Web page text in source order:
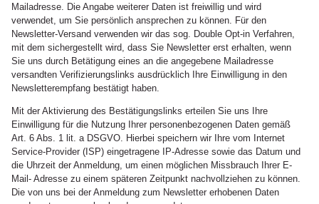
Mailadresse. Die Angabe weiterer Daten ist freiwillig und wird
verwendet, um Sie persönlich ansprechen zu können. Für den
Newsletter-Versand verwenden wir das sog. Double Opt-in Verfahren,
mit dem sichergestellt wird, dass Sie Newsletter erst erhalten, wenn
Sie uns durch Betätigung eines an die angegebene Mailadresse
versandten Verifizierungslinks ausdrücklich Ihre Einwilligung in den
Newsletterempfang bestätigt haben.
Mit der Aktivierung des Bestätigungslinks erteilen Sie uns Ihre
Einwilligung für die Nutzung Ihrer personenbezogenen Daten gemäß
Art. 6 Abs. 1 lit. a DSGVO. Hierbei speichern wir Ihre vom Internet
Service-Provider (ISP) eingetragene IP-Adresse sowie das Datum und
die Uhrzeit der Anmeldung, um einen möglichen Missbrauch Ihrer E-
Mail- Adresse zu einem späteren Zeitpunkt nachvollziehen zu können.
Die von uns bei der Anmeldung zum Newsletter erhobenen Daten